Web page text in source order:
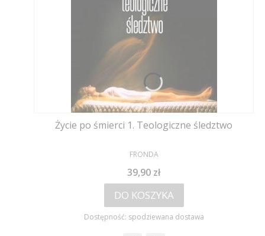
Życie po śmierci 1. Teologiczne śledztwo
PRODUCENT
FRONDA
Cena
39,90 zł
DO KOSZYKA
Dostępność: spodziewana dostawa